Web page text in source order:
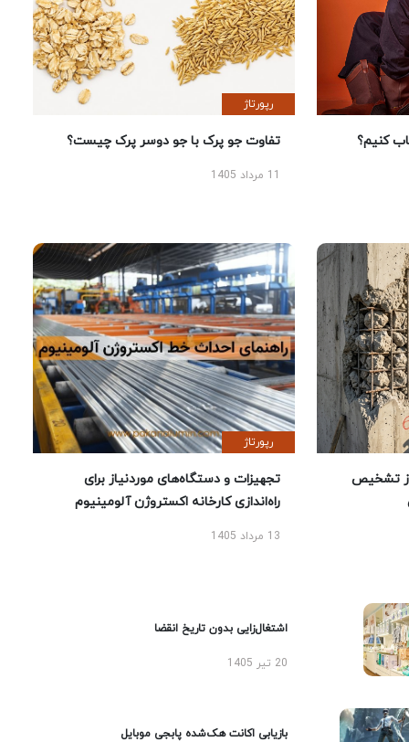
کنیم؟
رپورتاژ
تفاوت جو پرک با جو دوسر پرک چیست؟
تشخیص
رپورتاژ
تجهیزات و دستگاه‌های موردنیاز برای
راه‌اندازی کارخانه اکستروژن آلومینیوم
13 مرداد 1405
اشتغال‌زایی بدون تاریخ انقضا
20 تیر 1405
بازیابی اکانت هک‌شده پابجی موبایل